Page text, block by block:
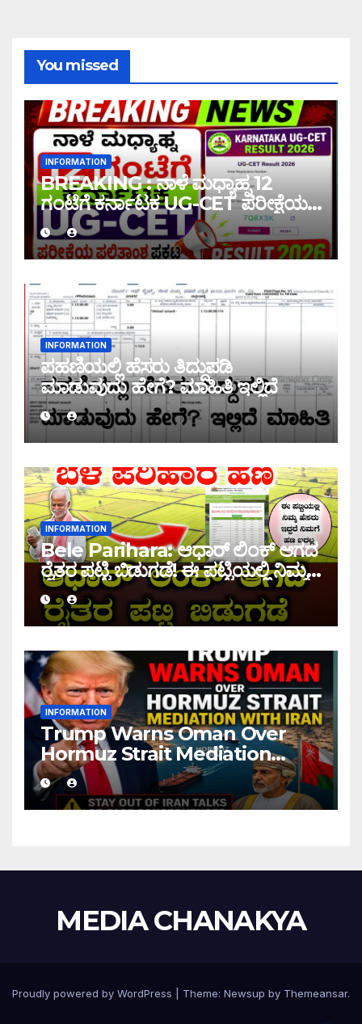
You missed
INFORMATION
BREAKING : ನಾಳೆ ಮಧ್ಯಾಹ್ನ 12
ಗಂಟೆಗೆ ಕರ್ನಾಟಕ UG-CET ಪರೀಕ್ಷೆಯ
ಫಲಿತಾಂಶ ಪ್ರಕಟ |UG-CET Result
2026
INFORMATION
ಪಹಣಿಯಲ್ಲಿ ಹೆಸರು ತಿದ್ದುಪಡಿ
ಮಾಡುವುದು ಹೇಗೆ? ಮಾಹಿತಿ ಇಲ್ಲಿದೆ
INFORMATION
Bele Parihara: ಆಧಾರ್ ಲಿಂಕ್ ಆಗದ
ರೈತರ ಪಟ್ಟಿ ಬಿಡುಗಡೆ! ಈ ಪಟ್ಟಿಯಲ್ಲಿ ನಿಮ್ಮ
ಹೆಸರು ಇದ್ದರೆ ನಿಮಗೆ ಹಣ ಜಮಾ ಆಗಲ್ಲ !
INFORMATION
Trump Warns Oman Over
Hormuz Strait Mediation
With Iran
MEDIA CHANAKYA
Proudly powered by WordPress Theme: Newsup by Themeansar.